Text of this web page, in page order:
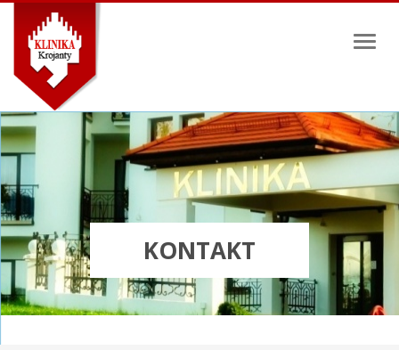
Toggle
KONTAKT